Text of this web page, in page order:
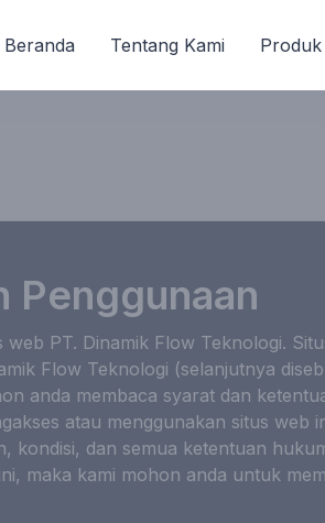
Beranda Tentang Kami Produk
Penggunaan
web PT. Dinamik Flow Teknologi.
Flow Teknologi (selanjutnya
anda membaca syarat dan
atau menggunakan situs web
kondisi, dan semua ketentuan
maka kami mohon anda untuk